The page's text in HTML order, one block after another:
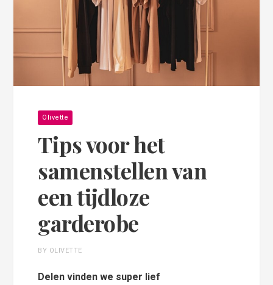
Olivette
Tips voor het
samenstellen van
een tijdloze
garderobe
BY OLIVETTE
Delen vinden we super lief